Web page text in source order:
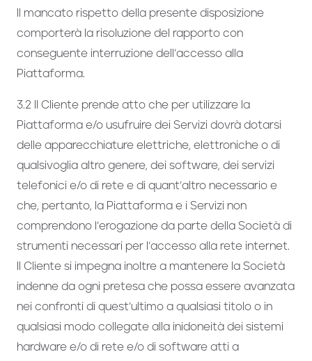
Il mancato rispetto della presente disposizione
comporterà la risoluzione del rapporto con
conseguente interruzione dell’accesso alla
Piattaforma.
3.2 Il Cliente prende atto che per utilizzare la
Piattaforma e/o usufruire dei Servizi dovrà dotarsi
delle apparecchiature elettriche, elettroniche o di
qualsivoglia altro genere, dei software, dei servizi
telefonici e/o di rete e di quant’altro necessario e
che, pertanto, la Piattaforma e i Servizi non
comprendono l’erogazione da parte della Società di
strumenti necessari per l’accesso alla rete internet.
Il Cliente si impegna inoltre a mantenere la Società
indenne da ogni pretesa che possa essere avanzata
nei confronti di quest’ultimo a qualsiasi titolo o in
qualsiasi modo collegate alla inidoneità dei sistemi
hardware e/o di rete e/o di software atti a